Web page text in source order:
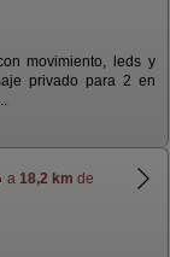
movimiento, leds y
privado para 2 en
a 18,2 km de